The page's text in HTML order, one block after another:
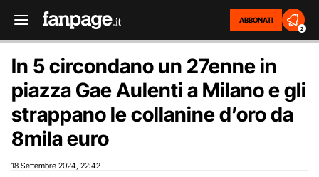
ABBONATI
2
In 5 circondano un 27enne in
piazza Gae Aulenti a Milano e gli
strappano le collanine d’oro da
8mila euro
18 Settembre 2024 22:42